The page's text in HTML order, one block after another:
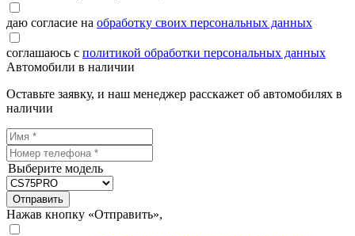
даю согласие на обработку своих персональных данных
соглашаюсь с политикой обработки персональных данных
Автомобили в наличии
Оставьте заявку, и наш менеджер расскажет об автомобилях в
наличии
Выберите модель
Отправить
Нажав кнопку «Отправить»,